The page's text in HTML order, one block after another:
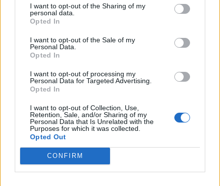
I want to opt-out of the Sharing of my
personal data.
Opted In
I want to opt-out of the Sale of my
Personal Data.
Opted In
I want to opt-out of processing my
Personal Data for Targeted Advertising.
Opted In
I want to opt-out of Collection, Use,
Retention, Sale, and/or Sharing of my
Personal Data that Is Unrelated with the
Purposes for which it was collected.
Opted Out
CONFIRM
Készülnek a legrosszabbra a fenyegetett
szigetországban: amerikai tankokkal
torlaszolták el a kulcsfontosságú repülőteret
Most próbálták ki először az új harckocsikat.